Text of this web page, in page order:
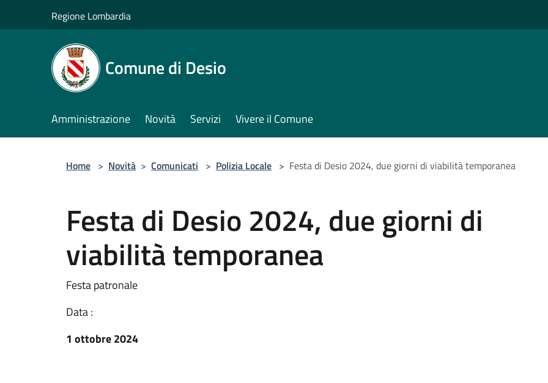
Regione Lombardia
Comune di Desio
Amministrazione Novità Servizi Vivere il Comune
Home > Novità > Comunicati > Polizia Locale > Festa di Desio 2024, due giorni di viabilità temporanea
Festa di Desio 2024, due giorni di
viabilità temporanea
Festa patronale
Data :
1 ottobre 2024